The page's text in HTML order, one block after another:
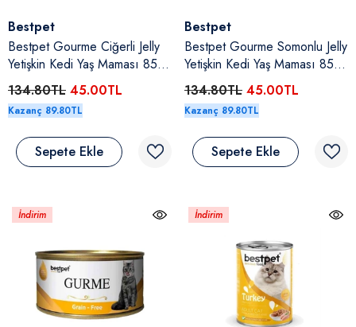
Satıcı:
Bestpet
Bestpet Gourme Ciğerli Jelly
Yetişkin Kedi Yaş Maması 85
Gr
134.80TL 45.00TL
Kazanç 89.80TL
Sepete Ekle
Satıcı:
Bestpet
Bestpet Gourme Somonlu Jelly
Yetişkin Kedi Yaş Maması 85
Gr
134.80TL 45.00TL
Kazanç 89.80TL
Sepete Ekle
İndirim İndirim